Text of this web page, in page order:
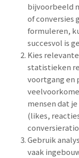
bijvoorbeeld
of conversies
formuleren,
succesvol is
Kies
statistieken
voortgang en
mensen dat
(likes,
Gebruik
vaak